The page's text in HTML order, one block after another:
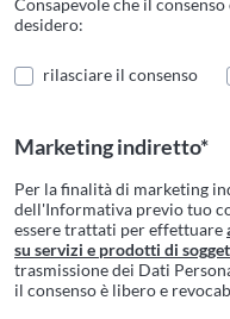
Consapevole che il
desidero:
rilasciare il consenso
Marketing indiretto*
Per la finalità di marketing
dell'Informativa previo tuo
essere trattati per effettuare
su servizi e prodotti di
trasmissione dei Dati
il consenso è libero e